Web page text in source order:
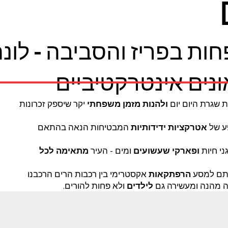
בפריז והסביבה -
אינטרקטיביים
שגרת היום יום ולהנות מזמן משפחתי יקר שיספק זכרונות
של אטרקציות ידידותיות המבטיחות הנאה בהתאם
חיות ופארקי שעשועים ומים - העיר מתאימה לכל
למסעהרפתקאותאקסטרימי בין רכבות הרים הרכבנו
מהנה ומעשירה גם לילדים ולא פחות להורים.